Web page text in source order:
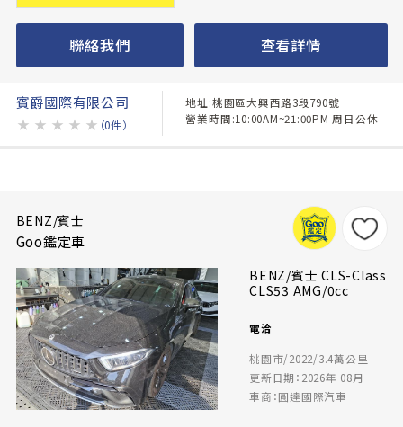
聯絡我們 查看詳情
賓爵國際有限公司
★ ★ ★ ★ ★ （0件）
地址:桃園區大興西路3段790號
營業時間:10:00AM~21:00PM 周日公休
BENZ/賓士
Goo鑑定車
BENZ/賓士 CLS-Class
CLS53 AMG/0cc
電洽
桃園市/2022/3.4萬公里
更新日期：2026年 08月
車商：圓達國際汽車